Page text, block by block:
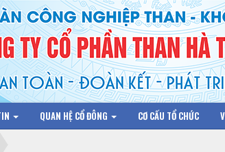
QUAN HỆ CỔ ĐÔNG CƠ CẤU TỔ CHỨC